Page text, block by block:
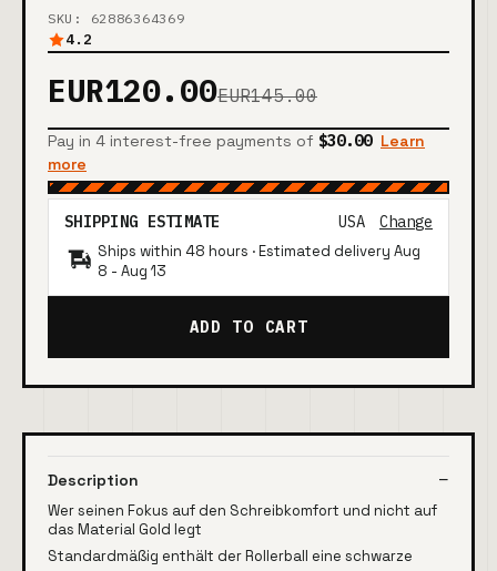
SKU: 62886364369
4.2
EUR120.00EUR145.00
Pay in 4 interest-free payments of $30.00 Learn
more
SHIPPING ESTIMATE USA Change
Ships within 48 hours · Estimated delivery Aug
8 - Aug 13
ADD TO CART
Description
Wer seinen Fokus auf den Schreibkomfort und nicht auf
das Material Gold legt
Standardmäßig enthält der Rollerball eine schwarze